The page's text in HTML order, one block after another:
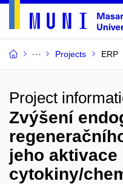
Projects ERP
Project
Zvýšení
jeho
cytokiny/